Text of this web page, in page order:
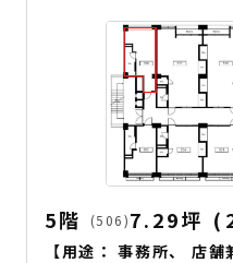
5階 (506)7.29坪 (
【用途：事務所、 店舗